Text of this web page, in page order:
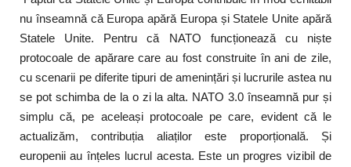
nu înseamnă că Europa apără Europa și Statele Unite apără
Statele Unite. Pentru că NATO funcționează cu niște
protocoale de apărare care au fost construite în ani de zile,
cu scenarii pe diferite tipuri de amenințări și lucrurile astea nu
se pot schimba de la o zi la alta. NATO 3.0 înseamnă pur și
simplu că, pe aceleași protocoale pe care, evident că le
actualizăm, contribuția aliaților este proporțională. Și
europenii au înțeles lucrul acesta. Este un progres vizibil de